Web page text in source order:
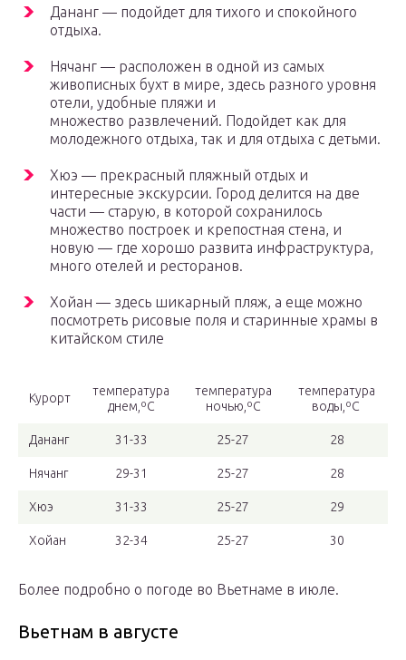
Дананг — подойдет для тихого и спокойного
отдыха.
Нячанг — расположен в одной из самых
живописных бухт в мире, здесь разного уровня
отели, удобные пляжи и
множество развлечений. Подойдет как для
молодежного отдыха, так и для отдыха с детьми.
Хюэ — прекрасный пляжный отдых и
интересные экскурсии. Город делится на две
части — старую, в которой сохранилось
множество построек и крепостная стена, и
новую — где хорошо развита инфраструктура,
много отелей и ресторанов.
Хойан — здесь шикарный пляж, а еще можно
посмотреть рисовые поля и старинные храмы в
китайском стиле
Курорт
температура
днем,ºС
температура
ночью,ºС
температура
воды,ºС
Дананг 31-33 25-27 28
Нячанг 29-31 25-27 28
Хюэ 31-33 25-27 29
Хойан 32-34 25-27 30
Более подробно о погоде во Вьетнаме в июле.
Вьетнам в августе